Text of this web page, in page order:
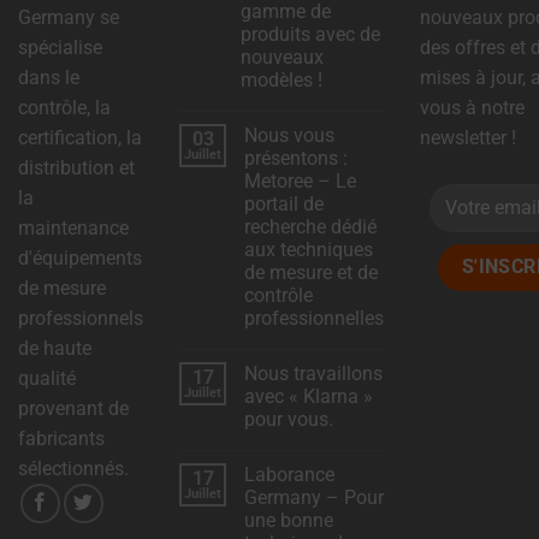
Germany se
spécialise
dans le
contrôle, la
certification, la
distribution et
la
maintenance
d'équipements
de mesure
professionnels
de haute
qualité
provenant de
fabricants
sélectionnés.
gamme de
produits avec de
nouveaux
modèles !
sur
DSC-
Electronics
élargit
sa
gamme
de
produits
avec
de
nouveaux
modèles
03
Juillet
Nous vous
présentons :
Metoree – Le
portail de
recherche dédié
aux techniques
de mesure et de
contrôle
professionnelles
sur
Nous
vous
présentons
–
Le
portail
de
recherche
17
Juillet
Nous travaillons
avec « Klarna »
pour vous.
sur
Nous
travaillons
avec
17
Juillet
Laborance
Germany – Pour
une bonne
nouveaux
des offres et
mises à jour,
vous à notre
newsletter !
SÉCURISÉ
CONSISTE À
STOCKER DES
DONNÉES
SENSIBLES EN
TOUTE
SÉCURITÉ À
L'AIDE DE
CHIFFREMENT
OU DE
SÉCURISATION
AFIN
D'EMPÊCHER
NON
AUTORISÉ OU
VOL.
doivent
obtenir
auprès
des
utilisateurs
avant
d'utiliser
des
cookies
qui
collectent
des
données
personnelles.
Des
lois
telles